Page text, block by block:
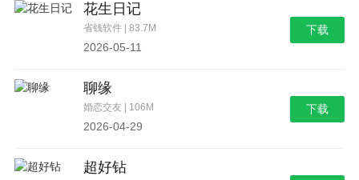
花生日记
省钱软件 | 83.7M
2026-05-11
下载
聊缘
婚恋交友 | 106M
2026-04-29
下载
超好钻